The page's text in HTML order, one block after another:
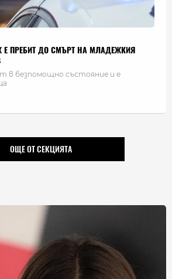
ПРЕБИТ ДО СМЪРТ НА МЛАДЕЖКИЯ
в безпомощно състояние и е
ОЩЕ ОТ СЕКЦИЯТА